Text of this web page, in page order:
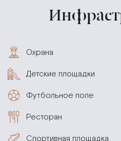
Охрана
Детские площадки
Футбольное поле
Ресторан
Спортивная площадка